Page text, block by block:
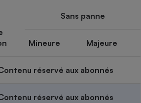
Sans panne
Mineure Majeure
réservé aux abonnés
réservé aux abonnés